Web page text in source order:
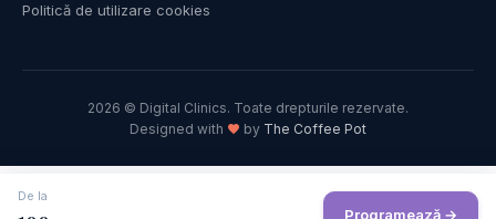
De la
Programează →
Politică de utilizare cookies
2026 © Digital Clinics. Toate drepturile rezervate.
Designed with
by The Coffee Pot